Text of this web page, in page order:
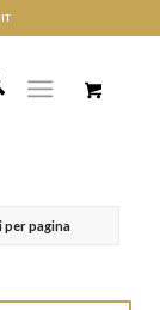
IT
per pagina